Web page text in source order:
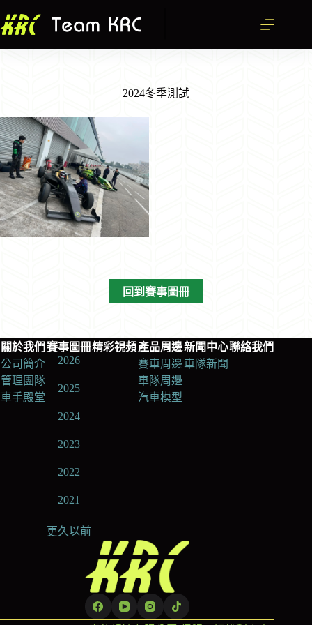
至
2024冬季測試
回到賽事圖冊
關於我們
公司簡介
管理團隊
車手殿堂
賽事圖冊
2026
2025
2024
2023
2022
2021
更久以前
精彩視頻產品周邊
賽車周邊
車隊周邊
汽車模型
新聞中心
車隊新聞
聯絡我們